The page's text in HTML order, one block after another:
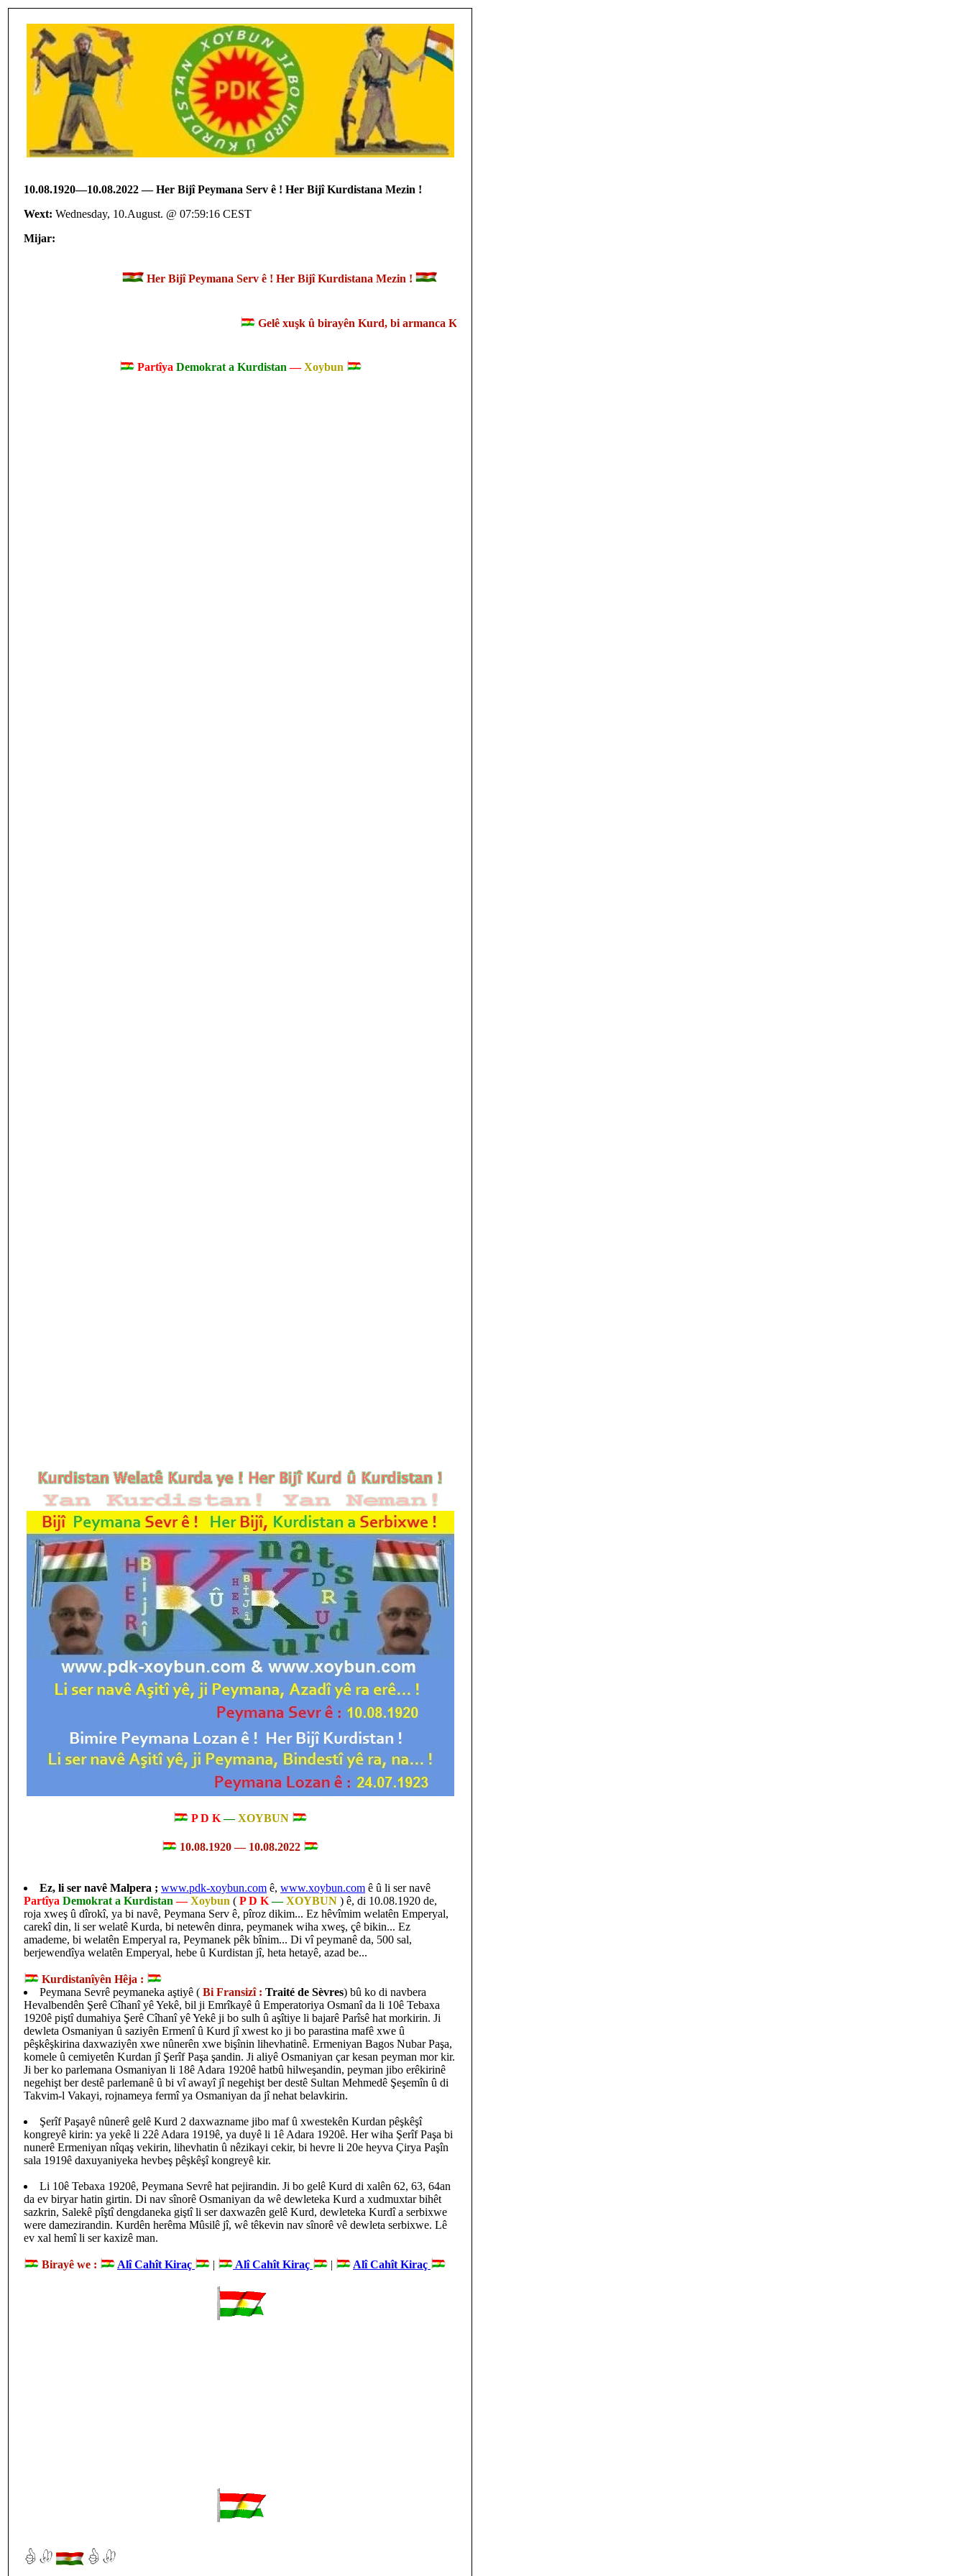
10.08.1920—10.08.2022 — Her Bijî Peymana Serv ê ! Her Bijî Kurdistana Mezin !
Wext: Wednesday, 10.August. @ 07:59:16 CEST
Mijar:
Her Bijî Peymana Serv ê ! Her Bijî Kurdistana Mezin !
Gelê xuşk û birayên Kurd, bi armanca Kurdistanêk Yekgirtî, Serbixwa, Demokrat û Azad, ji xebatêra amade bin. Em hêvînin, partî û rêxistinên
Partîya Demokrat a Kurdistan—Xoybun
P D K—XOYBUN
10.08.1920 — 10.08.2022
Ez, li ser navê Malpera ; www.pdk-xoybun.com ê, www.xoybun.com ê û li ser navê
Partîya Demokrat a Kurdistan—Xoybun ( P D K—XOYBUN ) ê, di 10.08.1920 de,
roja xweş û dîrokî, ya bi navê, Peymana Serv ê, pîroz dikim... Ez hêvîmim welatên Emperyal,
carekî din, li ser welatê Kurda, bi netewên dinra, peymanek wiha xweş, çê bikin... Ez
amademe, bi welatên Emperyal ra, Peymanek pêk bînim... Di vî peymanê da, 500 sal,
berjewendîya welatên Emperyal, hebe û Kurdistan jî, heta hetayê, azad be...
Kurdistanîyên Hêja :
Peymana Sevrê peymaneka aştiyê ( Bi Fransizî : Traité de Sèvres) bû ko di navbera
Hevalbendên Şerê Cîhanî yê Yekê, bil ji Emrîkayê û Emperatoriya Osmanî da li 10ê Tebaxa
1920ê piştî dumahiya Şerê Cîhanî yê Yekê ji bo sulh û aşîtiye li bajarê Parîsê hat morkirin. Ji
dewleta Osmaniyan û saziyên Ermenî û Kurd jî xwest ko ji bo parastina mafê xwe û
pêşkêşkirina daxwaziyên xwe nûnerên xwe bişînin lihevhatinê. Ermeniyan Bagos Nubar Paşa,
komele û cemiyetên Kurdan jî Şerîf Paşa şandin. Ji aliyê Osmaniyan çar kesan peyman mor kir.
Ji ber ko parlemana Osmaniyan li 18ê Adara 1920ê hatbû hilweşandin, peyman jibo erêkirinê
negehişt ber destê parlemanê û bi vî awayî jî negehişt ber destê Sultan Mehmedê Şeşemîn û di
Takvim-l Vakayi, rojnameya fermî ya Osmaniyan da jî nehat belavkirin.
Şerîf Paşayê nûnerê gelê Kurd 2 daxwazname jibo maf û xwestekên Kurdan pêşkêşî
kongreyê kirin: ya yekê li 22ê Adara 1919ê, ya duyê li 1ê Adara 1920ê. Her wiha Şerîf Paşa bi
nunerê Ermeniyan nîqaş vekirin, lihevhatin û nêzikayi cekir, bi hevre li 20e heyva Çirya Paşîn
sala 1919ê daxuyaniyeka hevbeş pêşkêşî kongreyê kir.
Li 10ê Tebaxa 1920ê, Peymana Sevrê hat pejirandin. Ji bo gelê Kurd di xalên 62, 63, 64an
da ev biryar hatin girtin. Di nav sînorê Osmaniyan da wê dewleteka Kurd a xudmuxtar bihêt
sazkrin, Salekê pîştî dengdaneka giştî li ser daxwazên gelê Kurd, dewleteka Kurdî a serbixwe
were damezirandin. Kurdên herêma Mûsilê jî, wê têkevin nav sînorê vê dewleta serbixwe. Lê
ev xal hemî li ser kaxizê man.
Birayê we : Alî Cahît Kiraç | Alî Cahît Kiraç | Alî Cahît Kiraç